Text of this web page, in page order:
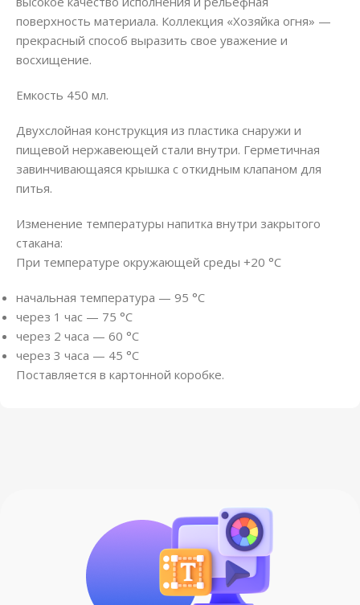
поверхность материала. Коллекция «Хозяйка огня» —
прекрасный способ выразить свое уважение и
восхищение.
Емкость 450 мл.
Двухслойная конструкция из пластика снаружи и
пищевой нержавеющей стали внутри. Герметичная
завинчивающаяся крышка с откидным клапаном для
питья.
Изменение температуры напитка внутри закрытого
стакана:
При температуре окружающей среды +20 °С
начальная температура — 95 °С
через 1 час — 75 °С
через 2 часа — 60 °С
через 3 часа — 45 °С
Поставляется в картонной коробке.